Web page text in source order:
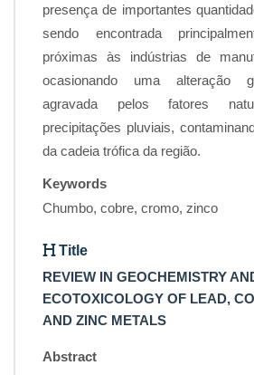
presença de importantes
sendo encontrada
próximas às indústrias de
ocasionando uma alteração
agravada pelos fatores
precipitações pluviais,
da cadeia trófica da região.
Keywords
Chumbo, cobre, cromo, zinco
Title
REVIEW IN GEOCHEMISTRY
ECOTOXICOLOGY OF LEAD,
AND ZINC METALS
Abstract